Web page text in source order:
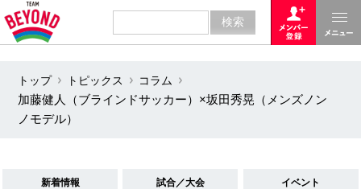
トップ トピックス
コラム
加藤健人（ブラインドサッカー）×坂田秀晃（メンズノン
ノモデル）
新着情報 試合／大会 イベント